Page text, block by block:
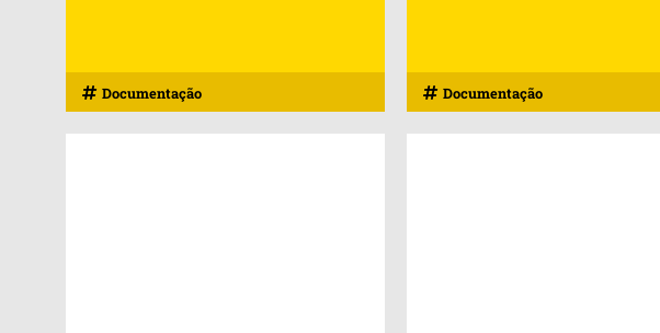
Documentação Documentação